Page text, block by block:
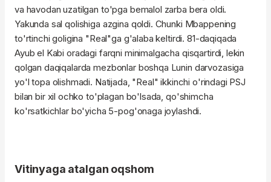
va havodan uzatilgan to'pga bemalol zarba bera oldi.
Yakunda sal qolishiga azgina qoldi. Chunki Mbappening
to'rtinchi goligina "Real"ga g'alaba keltirdi. 81-daqiqada
Ayub el Kabi oradagi farqni minimalgacha qisqartirdi, lekin
qolgan daqiqalarda mezbonlar boshqa Lunin darvozasiga
yo'l topa olishmadi. Natijada, "Real" ikkinchi o'rindagi PSJ
bilan bir xil ochko to'plagan bo'lsada, qo'shimcha
ko'rsatkichlar bo'yicha 5-pog'onaga joylashdi.
Vitinyaga atalgan oqshom